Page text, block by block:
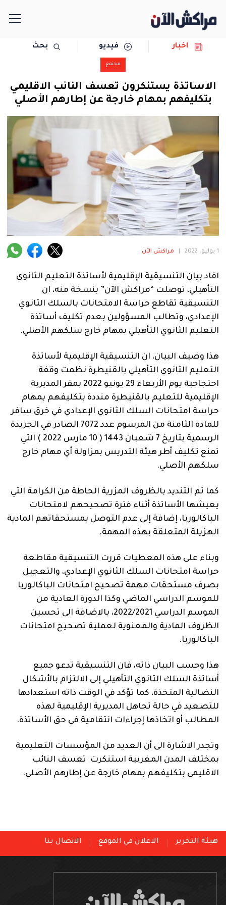
سياسة
حوادث
دولية
المرأة
فنية
منوعة
آراء
اخبار فيديو بحث
مجتمع
الاساتذة يستنكرون تعسف النائب الاقليمي
بتكليفهم بمهام خارجة عن إطارهم الأصلي
1 يوليو، 2022 مراكش الآن
افاد بيان التنسيقية الإقليمية لأساتذة التعليم الثانوي
التأهيلي، توصلت “مراكش الآن” بنسخة منه، ان
التنسيقية تقاطع حراسة الامتحانات بالسلك الثانوي
الإعدادي، وتطالب المسؤولين بعدم تكليف أساتذة
التعليم الثانوي التأهيلي بمهام خارج سلكهم الأصلي.
هذا وضيف البيان، ان التنسيقية الإقليمية لأساتذة
التعليم الثانوي التأهيلي بالقنيطرة نظمت وقفة
احتجاجية يوم الأربعاء 29 يونيو 2022 بمقر المديرية
الإقليمية للتعليم بالقنيطرة منددة بتكليفهم بمهام
حراسة امتحانات السلك الثانوي الإعدادي في خرق سافر
للمادة الثامنة من المرسوم عدد 7072 الصادر في الجريدة
الرسمية بتاريخ 7 شعبان 1443 ( 10 مارس 2022 ) التي
تمنع تكليف أطر هيئة التدريس بمزاولة أي مهام خارج
سلكهم الأصلي.
كما تم التنديد بالظروف المزرية الحاطة من الكرامة التي
يعيشها الأساتذة أثناء فترة تصحيحهم لامتحانات
الباكالوريا، إضافة إلى عدم التوصل بمستحقاتهم المادية
الهزيلة المتعلقة بهذه المهمة.
وبناء على هذه المعطيات قررت التنسيقية مقاطعة
حراسة امتحانات السلك الثانوي الإعدادي، والتعجيل
بصرف مستحقات مهمة تصحيح امتحانات الباكالوريا
للموسم الدراسي الماضي وكذا الدورة العادية من
الموسم الدراسي 2022/2021، بالاضافة الى تحسين
الظروف المادية والمعنوية لعملية تصحيح امتحانات
الباكالوريا.
هذا وحسب البيان ذاته، فان التنسيقية تدعو جميع
أساتذة السلك الثانوي التأهيلي إلى الالتزام بالأشكال
النضالية المتخذة، كما تؤكد في الوقت ذاته استعدادها
للتصعيد في حالة تجاهل المديرية الإقليمية لهذه
المطالب أو اتخاذها إجراءات انتقامية في حق الأساتذة.
وتجدر الاشارة الى أن العديد من المؤسسات التعليمية
بمختلف المدن المغربية استنكرت تعسف النائب
الاقليمي بتكليفهم بمهام خارجة عن إطارهم الأصلي.
هيئة التحرير الاعلان في الموقع الاتصال بنا